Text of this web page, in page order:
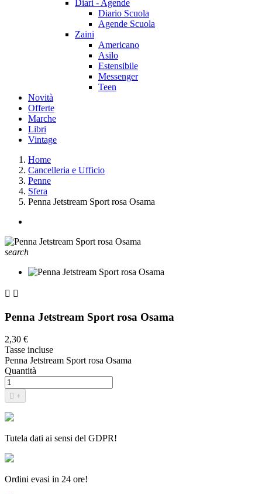
Diari - Agende
Diario Scuola
Agende Scuola
Zaini
Americano
Asilo
Estensibile
Messenger
Teen
Novità
Offerte
Marche
Libri
Vintage
Home
Cancelleria e Ufficio
Penne
Sfera
Penna Jetstream Sport rosa Osama
search
 
Penna Jetstream Sport rosa Osama
2,30 €
Tasse incluse
Penna Jetstream Sport rosa Osama
Quantità
 +
Tutela dati ai sensi del GDPR!
Ordini evasi in 24 ore!